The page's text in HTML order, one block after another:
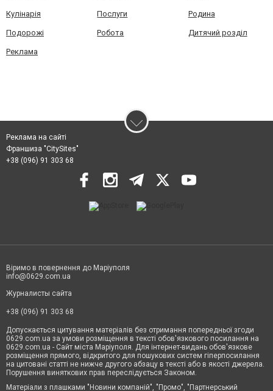
Кулінарія Послуги Родина
Подорожі Робота Дитячий розділ
Реклама
Реклама на сайті
Франшиза "CitySites"
+38 (096) 91 303 68
Віримо в повернення до Маріуполя
info@0629.com.ua
Журналисты сайта
+38 (096) 91 303 68
Допускається цитування матеріалів без отримання попередньої згоди
0629.com.ua за умови розміщення в тексті обов'язкового посилання на
0629.com.ua - Сайт міста Маріуполя. Для інтернет-видань обов'язкове
розміщення прямого, відкритого для пошукових систем гіперпосилання
на цитовані статті не нижче другого абзацу в тексті або в якості джерела.
Порушення виняткових прав переслідується Законом.
Матеріали з плашками "Новини компаній", "Промо", "Партнерський